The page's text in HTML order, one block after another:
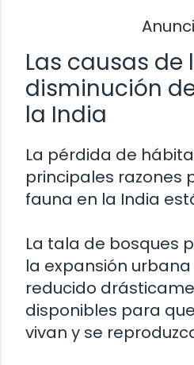
Las causas de
disminución
la India
La pérdida de
principales razones
fauna en la India
La tala de bosques
la expansión
reducido
disponibles para
vivan y se